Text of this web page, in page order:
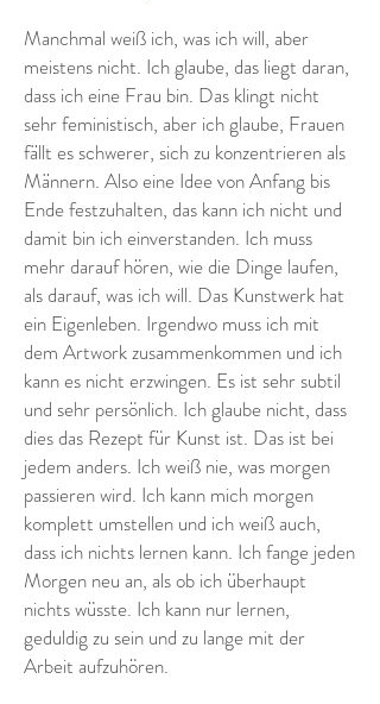
Manchmal weiß ich, was ich will, aber
meistens nicht. Ich glaube, das liegt daran,
dass ich eine Frau bin. Das klingt nicht
sehr feministisch, aber ich glaube, Frauen
fällt es schwerer, sich zu konzentrieren als
Männern. Also eine Idee von Anfang bis
Ende festzuhalten, das kann ich nicht und
damit bin ich einverstanden. Ich muss
mehr darauf hören, wie die Dinge laufen,
als darauf, was ich will. Das Kunstwerk hat
ein Eigenleben. Irgendwo muss ich mit
dem Artwork zusammenkommen und ich
kann es nicht erzwingen. Es ist sehr subtil
und sehr persönlich. Ich glaube nicht, dass
dies das Rezept für Kunst ist. Das ist bei
jedem anders. Ich weiß nie, was morgen
passieren wird. Ich kann mich morgen
komplett umstellen und ich weiß auch,
dass ich nichts lernen kann. Ich fange jeden
Morgen neu an, als ob ich überhaupt
nichts wüsste. Ich kann nur lernen,
geduldig zu sein und zu lange mit der
Arbeit aufzuhören.